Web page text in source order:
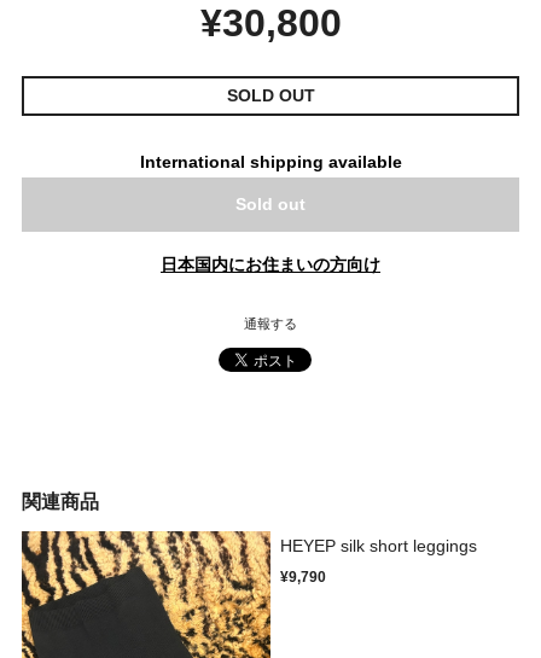
¥30,800
SOLD OUT
International shipping available
Sold out
日本国内にお住まいの方向け
通報する
関連商品
HEYEP silk short leggings
¥9,790